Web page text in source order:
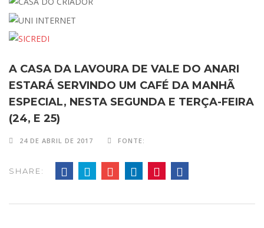
A CASA DA LAVOURA DE VALE DO ANARI
ESTARÁ SERVINDO UM CAFÉ DA MANHÃ
ESPECIAL, NESTA SEGUNDA E TERÇA-FEIRA
(24, E 25)
24 DE ABRIL DE 2017 FONTE:
SHARE: